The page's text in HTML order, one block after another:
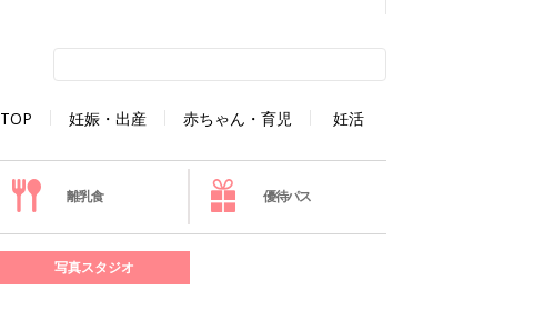
TOP 妊娠・出産 赤ちゃん・育児 妊活
離乳食 優待パス
写真スタジオ